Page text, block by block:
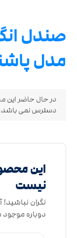
صندل
مدل
در حال حاضر این
دسترس نمی
این
نیست
نگران
دوباره